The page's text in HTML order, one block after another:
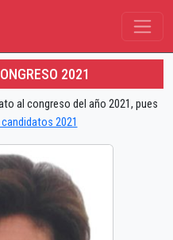
2021
al congreso del año 2021, pues
2021